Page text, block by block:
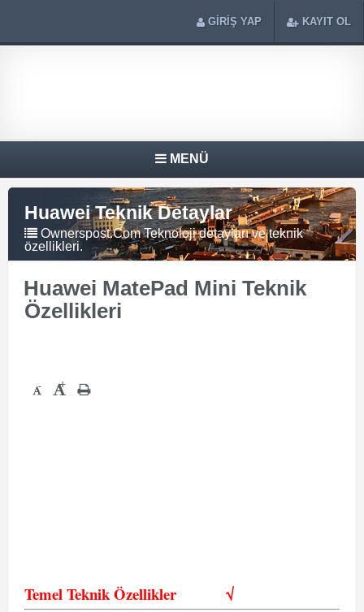
GİRİŞ YAP KAYIT OL
MENÜ
Huawei Teknik Detaylar
Ownerspost.Com Teknoloji detayları ve teknik
özellikleri.
Huawei MatePad Mini Teknik
Özellikleri
- +
Temel Teknik Özellikler√